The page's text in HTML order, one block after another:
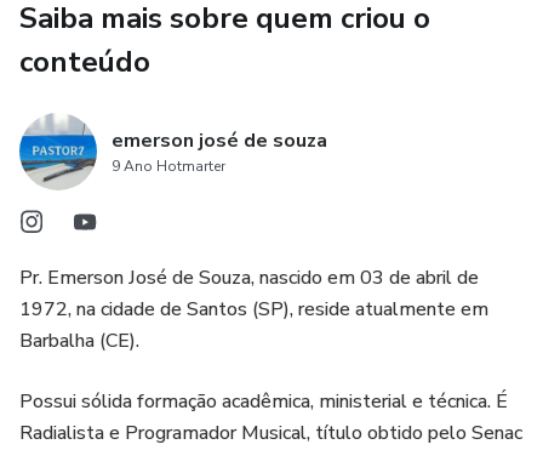
Saiba mais sobre quem criou o
conteúdo
emerson josé de souza
9 Ano Hotmarter
Pr. Emerson José de Souza, nascido em 03 de abril de
1972, na cidade de Santos (SP), reside atualmente em
Barbalha (CE).
Possui sólida formação acadêmica, ministerial e técnica. É
Radialista e Programador Musical, título obtido pelo Senac